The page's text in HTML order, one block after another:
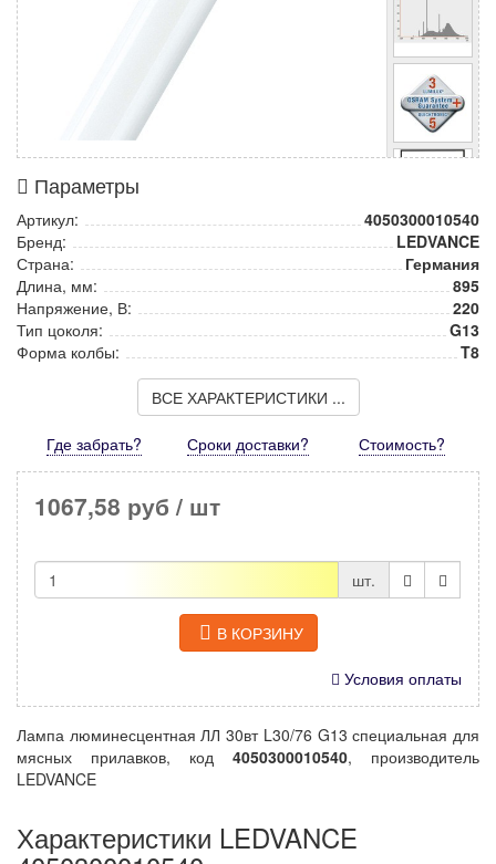
Параметры
Артикул:
4050300010540
Бренд:
LEDVANCE
Страна:
Германия
Длина, мм:
895
Напряжение, В:
220
Тип цоколя:
G13
Форма колбы:
T8
ВСЕ ХАРАКТЕРИСТИКИ ...
Где забрать? Сроки доставки? Стоимость?
1067,58 руб / шт
шт.
В КОРЗИНУ
Условия оплаты
Лампа люминесцентная ЛЛ 30вт L30/76 G13 специальная для
мясных прилавков, код 4050300010540, производитель
LEDVANCE
Характеристики LEDVANCE